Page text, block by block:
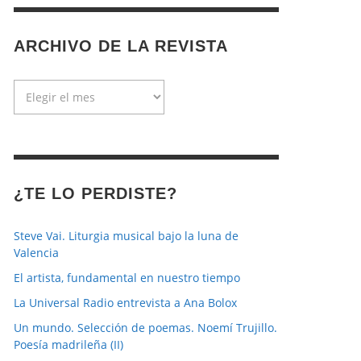
ARCHIVO DE LA REVISTA
¿TE LO PERDISTE?
Steve Vai. Liturgia musical bajo la luna de
Valencia
El artista, fundamental en nuestro tiempo
La Universal Radio entrevista a Ana Bolox
Un mundo. Selección de poemas. Noemí Trujillo.
Poesía madrileña (II)